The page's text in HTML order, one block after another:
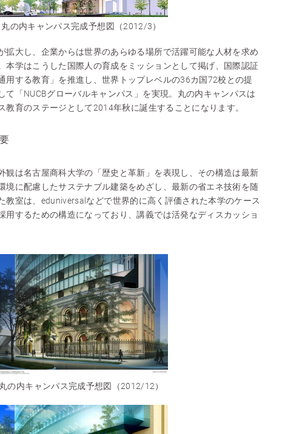
丸の内キャンパス完成予想図（2012/3）
拡大し、企業からは世界のあらゆる場所で活躍可能な人材を求め
本学はこうした国際人の育成をミッションとして掲げ、国際認証
用する教育」を推進し、世界トップレベルの36カ国72校との提
て「NUCBグローバルキャンパス」を実現。丸の内キャンパスは
教育のステージとして2014年秋に誕生することになります。
観は名古屋商科大学の「歴史と革新」を表現し、その構造は最新
境に配慮したサステナブル建築をめざし、最新の省エネ技術を随
教室は、eduniversalなどで世界的に高く評価された本学のケース
用するための構造になっており、講義では活発なディスカッショ
丸の内キャンパス完成予想図（2012/12）